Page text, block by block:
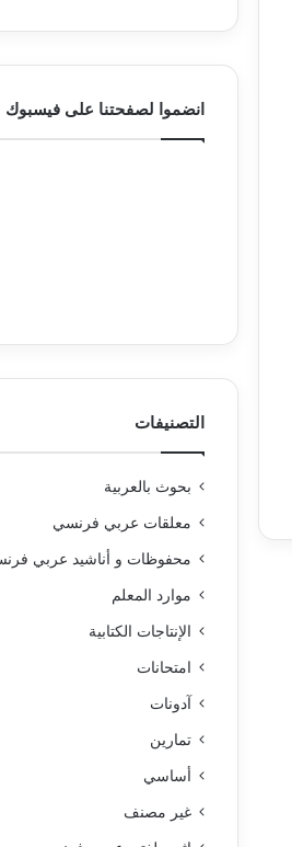
انضموا لصفحتنا على فيسبوك
التصنيفات
بحوث بالعربية
معلقات عربي فرنسي
محفوظات و أناشيد عربي
موارد المعلم
الإنتاجات الكتابية
امتحانات
آدونات
تمارين
أساسي
غير مصنف